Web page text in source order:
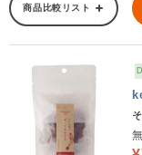
商品比較リスト